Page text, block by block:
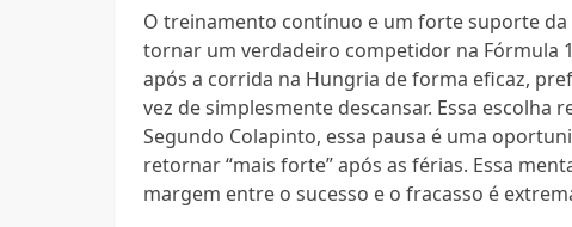
O treinamento contínuo e um forte suporte
tornar um verdadeiro competidor na Fórmula
após a corrida na Hungria de forma eficaz,
vez de simplesmente descansar. Essa
Segundo Colapinto, essa pausa é uma
retornar “mais forte” após as férias. Essa
margem entre o sucesso e o fracasso é